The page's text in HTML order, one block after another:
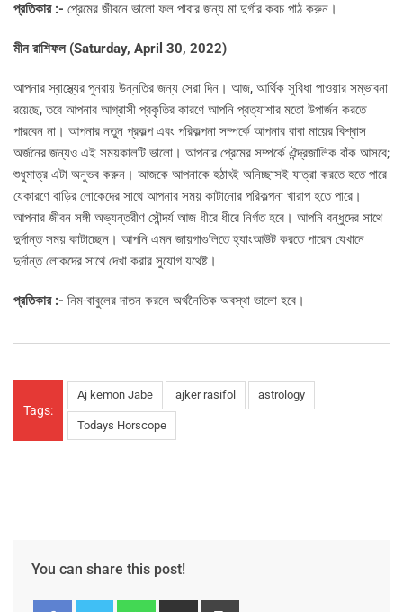
প্রতিকার :- প্রেমের জীবনে ভালো ফল পাবার জন্য মা দুর্গার কবচ পাঠ করুন।
মীন রাশিফল (Saturday, April 30, 2022)
আপনার স্বাস্থ্যের পুনরায় উন্নতির জন্য সেরা দিন। আজ, আর্থিক সুবিধা পাওয়ার সম্ভাবনা
রয়েছে, তবে আপনার আগ্রাসী প্রকৃতির কারণে আপনি প্রত্যাশার মতো উপার্জন করতে
পারবেন না। আপনার নতুন প্রকল্প এবং পরিকল্পনা সম্পর্কে আপনার বাবা মায়ের বিশ্বাস
অর্জনের জন্যও এই সময়কালটি ভালো। আপনার প্রেমের সম্পর্কে ঐন্দ্রজালিক বাঁক আসবে;
শুধুমাত্র এটা অনুভব করুন। আজকে আপনাকে হঠাৎই অনিচ্ছাসই যাত্রা করতে হতে পারে
যেকারণে বাড়ির লোকেদের সাথে আপনার সময় কাটানোর পরিকল্পনা খারাপ হতে পারে।
আপনার জীবন সঙ্গী অভ্যন্তরীণ সৌন্দর্য আজ ধীরে ধীরে নির্গত হবে। আপনি বন্ধুদের সাথে
দুর্দান্ত সময় কাটাচ্ছেন। আপনি এমন জায়গাগুলিতে হ্যাংআউট করতে পারেন যেখানে
দুর্দান্ত লোকদের সাথে দেখা করার সুযোগ যথেষ্ট।
প্রতিকার :- নিম-বাবুলের দাতন করলে অর্থনৈতিক অবস্থা ভালো হবে।
Tags:
Aj kemon Jabe ajker rasifol astrology
Todays Horscope
You can share this post!